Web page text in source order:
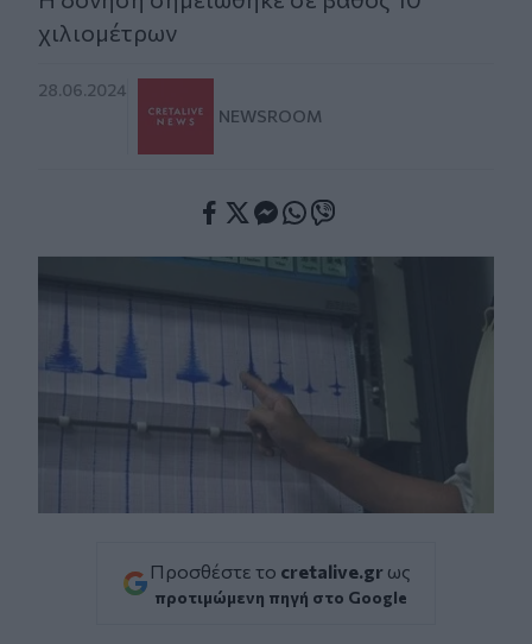
χιλιομέτρων
28.06.2024
NEWSROOM
Προσθέστε το cretalive.gr ως
προτιμώμενη πηγή στο Google